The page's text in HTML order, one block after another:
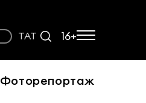
ТАТ 16+
Фоторепортаж